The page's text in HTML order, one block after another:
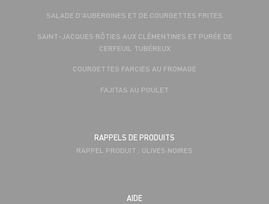
SALADE D'AUBERGINES ET DE COURGETTES FRITES
SAINT-JACQUES RÔTIES AUX CLÉMENTINES ET PURÉE DE
CERFEUIL TUBÉREUX
COURGETTES FARCIES AU FROMAGE
FAJITAS AU POULET
RAPPELS DE PRODUITS
RAPPEL PRODUIT : OLIVES NOIRES
AIDE